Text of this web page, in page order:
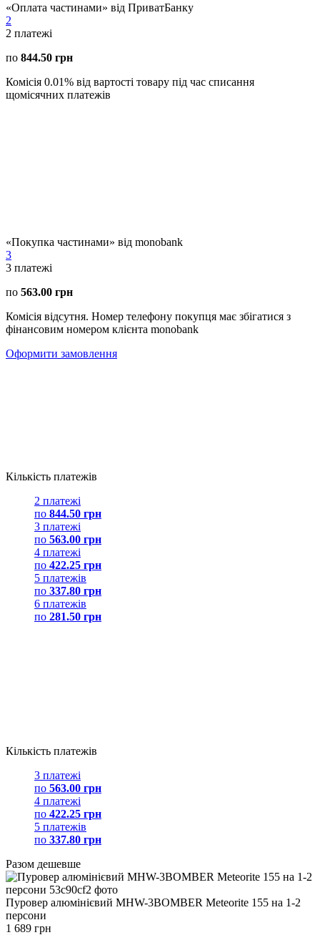
«Оплата частинами» від ПриватБанку
2
2 платежі
по 844.50 грн
Комісія 0.01% від вартості товару під час списання
щомісячних платежів
«Покупка частинами» від monobank
3
3 платежі
по 563.00 грн
Комісія відсутня. Номер телефону покупця має збігатися з
фінансовим номером клієнта monobank
Оформити замовлення
Кількість платежів
2 платежі
по 844.50 грн
3 платежі
по 563.00 грн
4 платежі
по 422.25 грн
5 платежів
по 337.80 грн
6 платежів
по 281.50 грн
Кількість платежів
3 платежі
по 563.00 грн
4 платежі
по 422.25 грн
5 платежів
по 337.80 грн
Разом дешевше
Пуровер алюмінієвий MHW-3BOMBER Meteorite 155 на 1-2
персони
1 689 грн